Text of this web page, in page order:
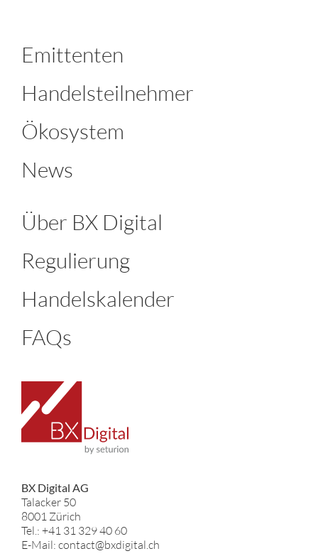
Emittenten
Handelsteilnehmer
Ökosystem
News
Über BX Digital
Regulierung
Handelskalender
FAQs
BX Digital AG
Talacker 50
8001 Zürich
Tel.: +41 31 329 40 60
E-Mail: contact@bxdigital.ch